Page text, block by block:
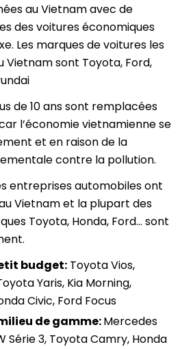
au Vietnam avec de
des voitures économiques
Les marques de voitures les
Vietnam sont Toyota, Ford,
de 10 ans sont remplacées
l’économie vietnamienne se
et en raison de la
contre la pollution.
entreprises automobiles ont
Vietnam et la plupart des
Toyota, Honda, Ford… sont
budget: Toyota Vios,
Yaris, Kia Morning,
Civic, Ford Focus
de gamme:Mercedes
Série 3, Toyota Camry, Honda